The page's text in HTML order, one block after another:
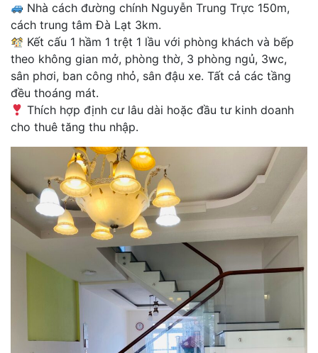
Nhà cách đường chính Nguyễn Trung Trực 150m,
cách trung tâm Đà Lạt 3km.
Kết cấu 1 hầm 1 trệt 1 lầu với phòng khách và bếp
theo không gian mở, phòng thờ, 3 phòng ngủ, 3wc,
sân phơi, ban công nhỏ, sân đậu xe. Tất cả các tầng
đều thoáng mát.
Thích hợp định cư lâu dài hoặc đầu tư kinh doanh
cho thuê tăng thu nhập.